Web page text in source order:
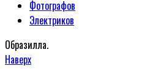
Фотографов
Электриков
Образилла.
Наверх